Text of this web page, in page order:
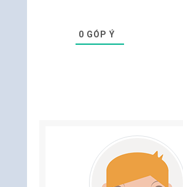
0 GÓP Ý